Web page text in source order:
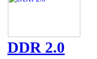
DDR 2.0